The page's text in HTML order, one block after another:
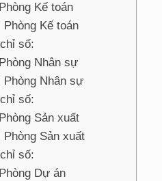
Kế toán
Phòng Kế toán
số:
Nhân sự
Phòng Nhân sự
số:
Sản xuất
Phòng Sản xuất
số:
Dự án